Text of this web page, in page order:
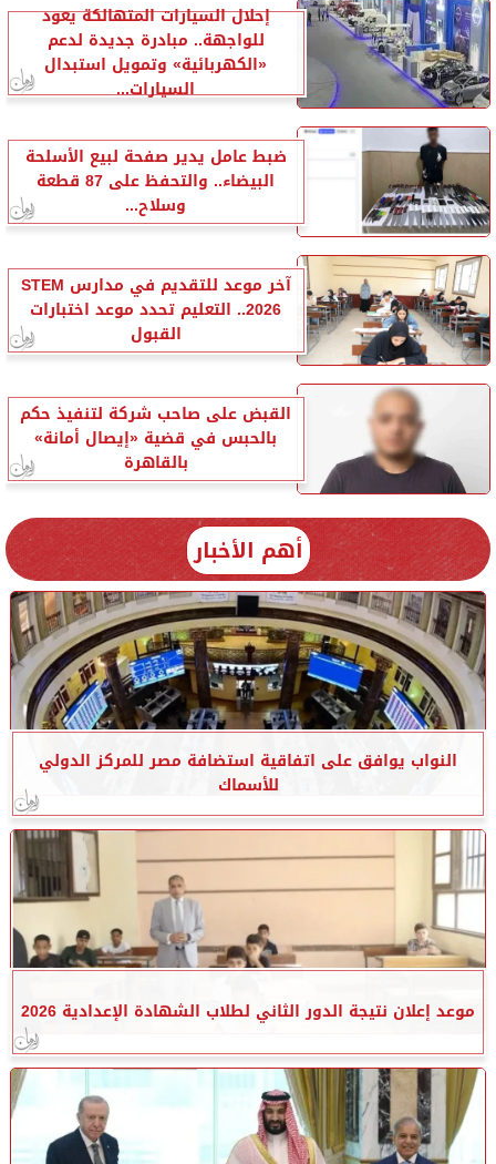
إحلال السيارات المتهالكة يعود
للواجهة.. مبادرة جديدة لدعم
«الكهربائية» وتمويل استبدال
السيارات...
ضبط عامل يدير صفحة لبيع الأسلحة
البيضاء.. والتحفظ على 87 قطعة
وسلاح...
آخر موعد للتقديم في مدارس STEM
2026.. التعليم تحدد موعد اختبارات
القبول
القبض على صاحب شركة لتنفيذ حكم
بالحبس في قضية «إيصال أمانة»
بالقاهرة
أهم الأخبار
النواب يوافق على اتفاقية استضافة مصر للمركز الدولي
للأسماك
موعد إعلان نتيجة الدور الثاني لطلاب الشهادة الإعدادية 2026